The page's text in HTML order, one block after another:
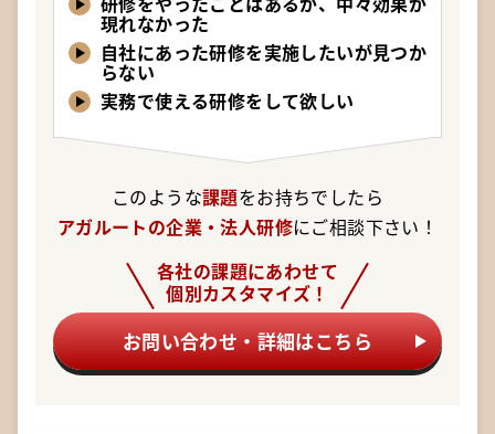
現れなかった
自社にあった研修を実施したいが見つか
らない
実務で使える研修をして欲しい
このような課題をお持ちでしたら
アガルートの企業・法人研修にご相談下さい！
各社の課題にあわせて
個別カスタマイズ！
お問い合わせ・詳細はこちら